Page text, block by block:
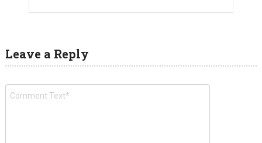
Leave a Reply